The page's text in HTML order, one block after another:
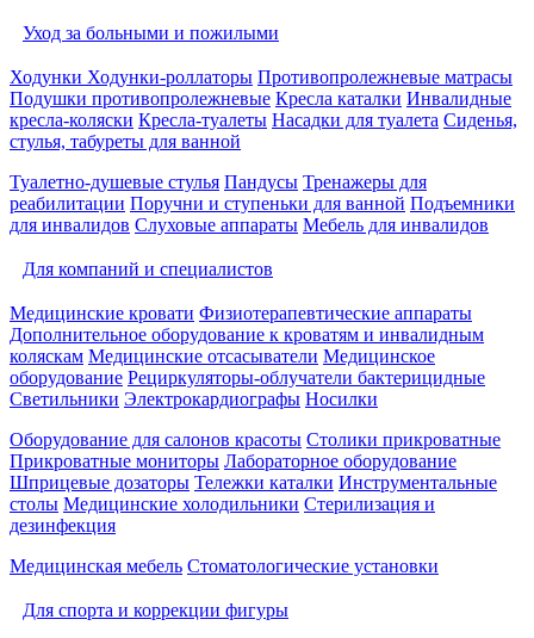
Уход за больными и пожилыми
Ходунки Ходунки-роллаторы Противопролежневые матрасы
Подушки противопролежневые Кресла каталки Инвалидные
кресла-коляски Кресла-туалеты Насадки для туалета Сиденья,
стулья, табуреты для ванной
Туалетно-душевые стулья Пандусы Тренажеры для
реабилитации Поручни и ступеньки для ванной Подъемники
для инвалидов Слуховые аппараты Мебель для инвалидов
Для компаний и специалистов
Медицинские кровати Физиотерапевтические аппараты
Дополнительное оборудование к кроватям и инвалидным
коляскам Медицинские отсасыватели Медицинское
оборудование Рециркуляторы-облучатели бактерицидные
Светильники Электрокардиографы Носилки
Оборудование для салонов красоты Столики прикроватные
Прикроватные мониторы Лабораторное оборудование
Шприцевые дозаторы Тележки каталки Инструментальные
столы Медицинские холодильники Стерилизация и
дезинфекция
Медицинская мебель Стоматологические установки
Для спорта и коррекции фигуры